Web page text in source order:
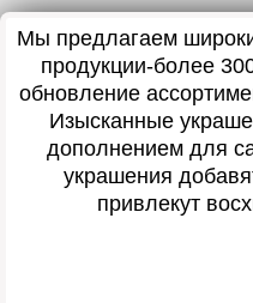
Мы предлагаем
продукции-более
обновление
Изысканные
дополнением для
украшения
привлекут